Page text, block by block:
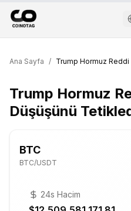
Ana Sayfa /
Trump Hormuz
Düşüşünü
BTC
BTC/USDT
24s Hacim